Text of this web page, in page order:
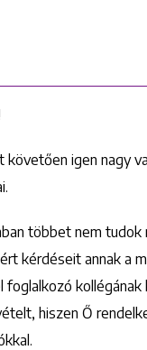
követően igen nagy
többet nem tudok
kérdéseit annak a
foglalkozó kollégának
hiszen Ő